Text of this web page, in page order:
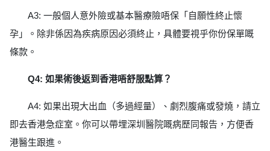
A3: 一般個人意外險或基本醫療險唔保「自願性終止懷
孕」。除非係因為疾病原因必須終止，具體要視乎你份保單嘅
條款。
Q4: 如果術後返到香港唔舒服點算？
A4: 如果出現大出血（多過經量）、劇烈腹痛或發燒，請立
即去香港急症室。你可以帶埋深圳醫院嘅病歷同報告，方便香
港醫生跟進。